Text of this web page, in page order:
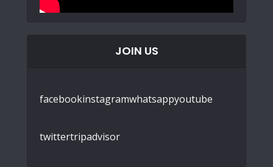
JOIN US
facebookinstagramwhatsappyoutube
twittertripadvisor